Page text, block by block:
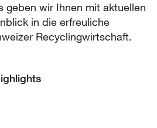
geben wir Ihnen mit aktuellen
in die erfreuliche
Recyclingwirtschaft.